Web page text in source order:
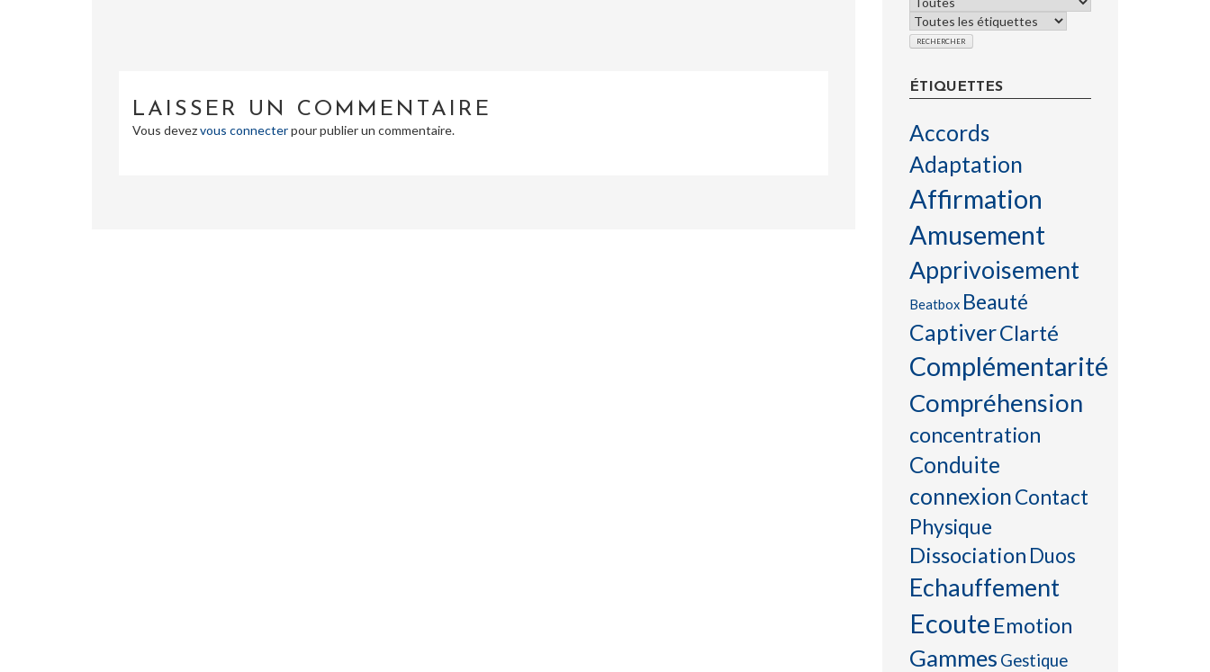
LAISSER UN COMMENTAIRE
Vous devezvous connecterpour publier un commentaire.
ÉTIQUETTES
Accords
Adaptation
Affirmation
Amusement
Apprivoisement
Beatbox Beauté
CaptiverClarté
Complémentarité
Compréhension
concentration
Conduite
connexionContact
Physique
Dissociation Duos
Echauffement
Ecoute Emotion
Gammes Gestique